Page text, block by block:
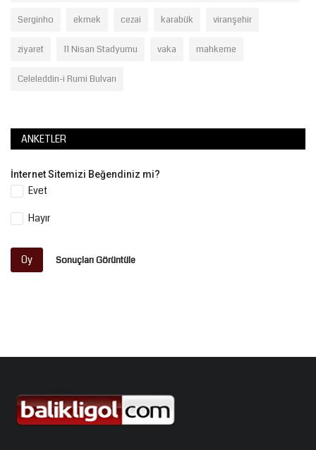
Serginho ekmek cezai karabük viranşehir
ziyaret 11 Nisan Stadyumu vaka mahkeme
Celeleddin-i Rumi Bulvarı
ANKETLER
İnternet Sitemizi Beğendiniz mi?
Evet
Hayır
Oy Sonuçları Görüntüle